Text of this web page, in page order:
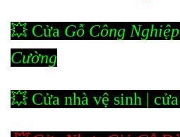
💥 Cửa Gỗ Công
Cường
💥 Cửa nhà vệ sinh |